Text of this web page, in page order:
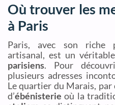
Où trouver les
à Paris
Paris, avec son riche
artisanal, est un
parisiens. Pour
plusieurs adresses
Le quartier du Marais, par
d’ébénisterie où la